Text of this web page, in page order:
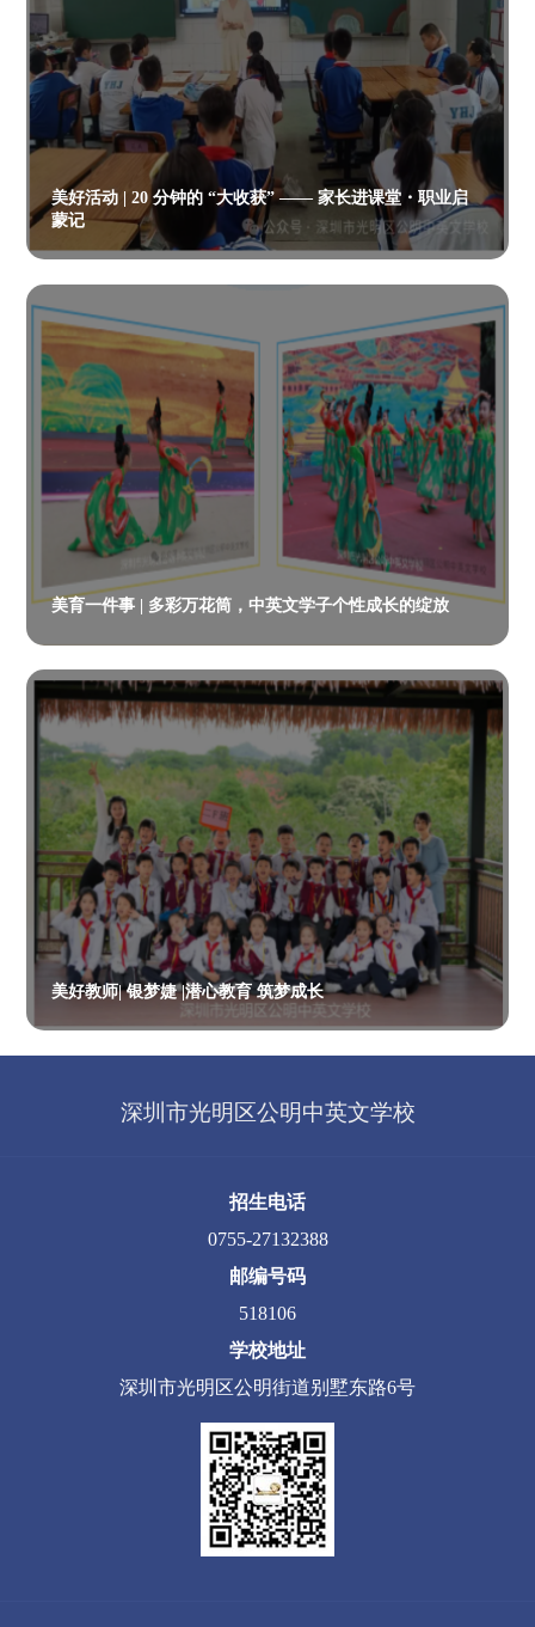
美好活动 | 20 分钟的 “大收获” —— 家长进课堂・职业启
蒙记
美育一件事 | 多彩万花筒，中英文学子个性成长的绽放
美好教师| 银梦婕 |潜心教育 筑梦成长
深圳市光明区公明中英文学校
招生电话
0755-27132388
邮编号码
518106
学校地址
深圳市光明区公明街道别墅东路6号